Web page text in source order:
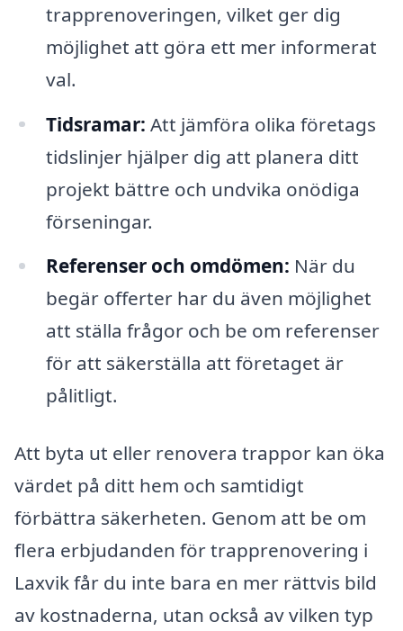
trapprenoveringen, vilket ger dig
möjlighet att göra ett mer informerat
val.
Tidsramar: Att jämföra olika företags
tidslinjer hjälper dig att planera ditt
projekt bättre och undvika onödiga
förseningar.
Referenser och omdömen: När du
begär offerter har du även möjlighet
att ställa frågor och be om referenser
för att säkerställa att företaget är
pålitligt.
Att byta ut eller renovera trappor kan öka
värdet på ditt hem och samtidigt
förbättra säkerheten. Genom att be om
flera erbjudanden för trapprenovering i
Laxvik får du inte bara en mer rättvis bild
av kostnaderna, utan också av vilken typ